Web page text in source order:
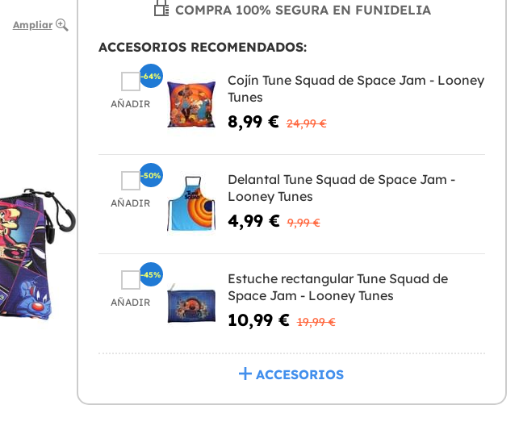
Ampliar
COMPRA 100% SEGURA EN FUNIDELIA
ACCESORIOS RECOMENDADOS:
AÑADIR
Cojín Tune Squad de Space Jam - Looney
Tunes
8,99 € 24,99 €
-64%
AÑADIR
Delantal Tune Squad de Space Jam -
Looney Tunes
4,99 € 9,99 €
-50%
AÑADIR
Estuche rectangular Tune Squad de
Space Jam - Looney Tunes
10,99 € 19,99 €
-45%
ACCESORIOS